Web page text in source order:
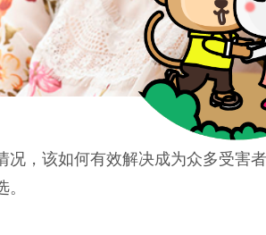
，该如何有效解决成为众多受害